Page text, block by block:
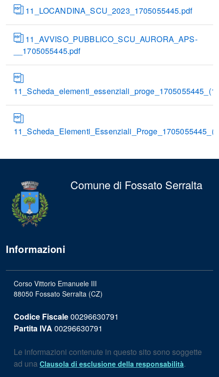
11_LOCANDINA_SCU_2023_1705055445.pdf
11_AVVISO_PUBBLICO_SCU_AURORA_APS-
__1705055445.pdf
Comune di Fossato Serralta
Informazioni
Corso Vittorio Emanuele III
88050 Fossato Serralta (CZ)
Codice Fiscale00296630791
Partita IVA 00296630791
Le informazioni contenute in questo sito sono soggette
ad una Clausola di esclusione della responsabilità.